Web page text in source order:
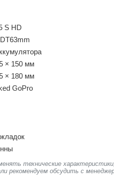
S HD
× 150 мм
× 180 мм
GoPro
технические
рекомендуем обсудить с